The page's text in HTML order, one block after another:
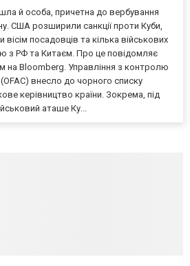
й особа, причетна до вербування
США розширили санкції проти Куби,
посадовців та кілька військових
з РФ та Китаєм. Про це повідомляє
на Bloomberg. Управління з контролю
внесло до чорного списку
керівництво країни. Зокрема, під
аташе Ку...